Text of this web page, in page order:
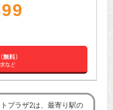
プラザ2は、最寄り駅の